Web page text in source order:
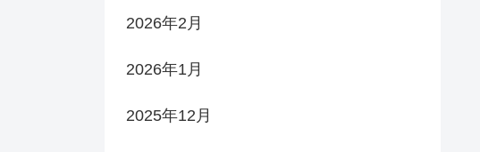
2026年2月
2026年1月
2025年12月